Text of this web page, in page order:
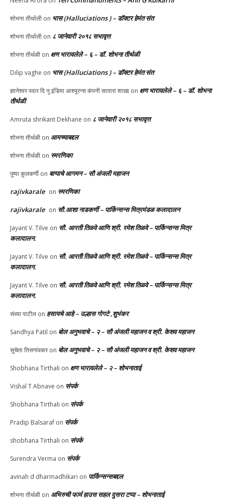
शोभना तीर्थाली on भास (Halluciations ) – डॉक्टर हेमंत संत
शोभना तीर्थाली on ८ जानेवारी २०१८ सभावृत्त
शोभना तीर्थळी on क्षण भारावलेले – ६ – डॉ. शोभना तीर्थळी
Dilip vaghe on भास (Halluciations ) – डॉक्टर हेमंत संत
ज्ञानेश्वर पवार दि नु इंडिया आश्यूरन्स कंपनी सातारा शाखा on क्षण भारावलेले – ६ – डॉ. शोभना
तीर्थळी
Amruta shrikant Dekhane on ८ जानेवारी २०१८ सभावृत्त
शोभना तीर्थळी on आमच्याबद्दल
शोभना तीर्थळी on स्मरणिका
पुष्पा कुलकर्णी on बाप्पाचे आगमन – सौ अंजली महाजन
rajivkarale on स्मरणिका
rajivkarale on सौ.आशा नाडकर्णी – पार्किन्सन्स मित्रमंडळ कलादालन
Jayant V. Tilve on सौ. आरती तिळवे आणि श्री. रमेश तिळवे – पार्किन्सन्स मित्र
कलादालन.
Jayant V. Tilve on सौ. आरती तिळवे आणि श्री. रमेश तिळवे – पार्किन्सन्स मित्र
कलादालन.
Jayant V. Tilve on सौ. आरती तिळवे आणि श्री. रमेश तिळवे – पार्किन्सन्स मित्र
कलादालन.
संध्या पाटील on हसायचे आहे – उल्हास गोगटे ,शुभंकर
Sandhya Patil on बोल अनुभवाचे – २ – सौ अंजली महाजन व श्री. केशव महाजन
सुचेता तिसगांवकरon बोल अनुभवाचे – २ – सौ अंजली महाजन व श्री. केशव महाजन
Shobhana Tirthali on क्षण भारावलेले – २ – शोभनाताई
Vishal T Abnave on संपर्क
Shobhana Tirthali on संपर्क
Pradip Balsaraf on संपर्क
shobhana Tirthali on संपर्क
Surendra Verma on संपर्क
avinah d dharmadhikari on पार्किन्सन्सबद्दल
शोभना तीर्थळी on अभिरुची फार्म हाउस सहल दुसरा टप्पा – शोभनाताई